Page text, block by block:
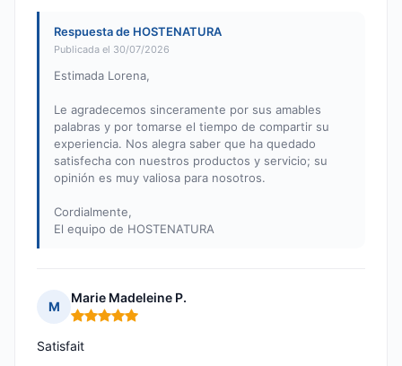
Respuesta de HOSTENATURA
Publicada el 30/07/2026
Estimada Lorena,
Le agradecemos sinceramente por sus amables
palabras y por tomarse el tiempo de compartir su
experiencia. Nos alegra saber que ha quedado
satisfecha con nuestros productos y servicio; su
opinión es muy valiosa para nosotros.
Cordialmente,
El equipo de HOSTENATURA
M
Marie Madeleine P.
Nota: 5 de 5
Satisfait